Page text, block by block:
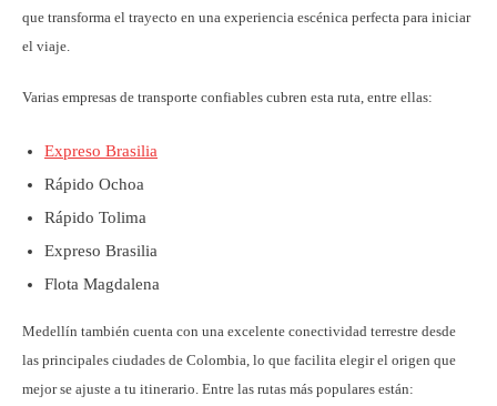
que transforma el trayecto en una experiencia escénica perfecta para iniciar
el viaje.
Varias empresas de transporte confiables cubren esta ruta, entre ellas:
Expreso Brasilia
Rápido Ochoa
Rápido Tolima
Expreso Brasilia
Flota Magdalena
Medellín también cuenta con una excelente conectividad terrestre desde
las principales ciudades de Colombia, lo que facilita elegir el origen que
mejor se ajuste a tu itinerario. Entre las rutas más populares están: